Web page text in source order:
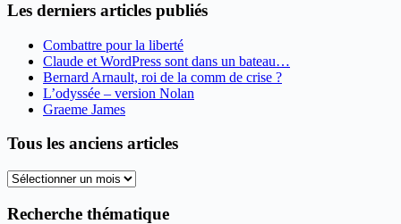
Les derniers articles publiés
Combattre pour la liberté
Claude et WordPress sont dans un bateau…
Bernard Arnault, roi de la comm de crise ?
L’odyssée – version Nolan
Graeme James
Tous les anciens articles
Tous
anciens
Recherche thématique